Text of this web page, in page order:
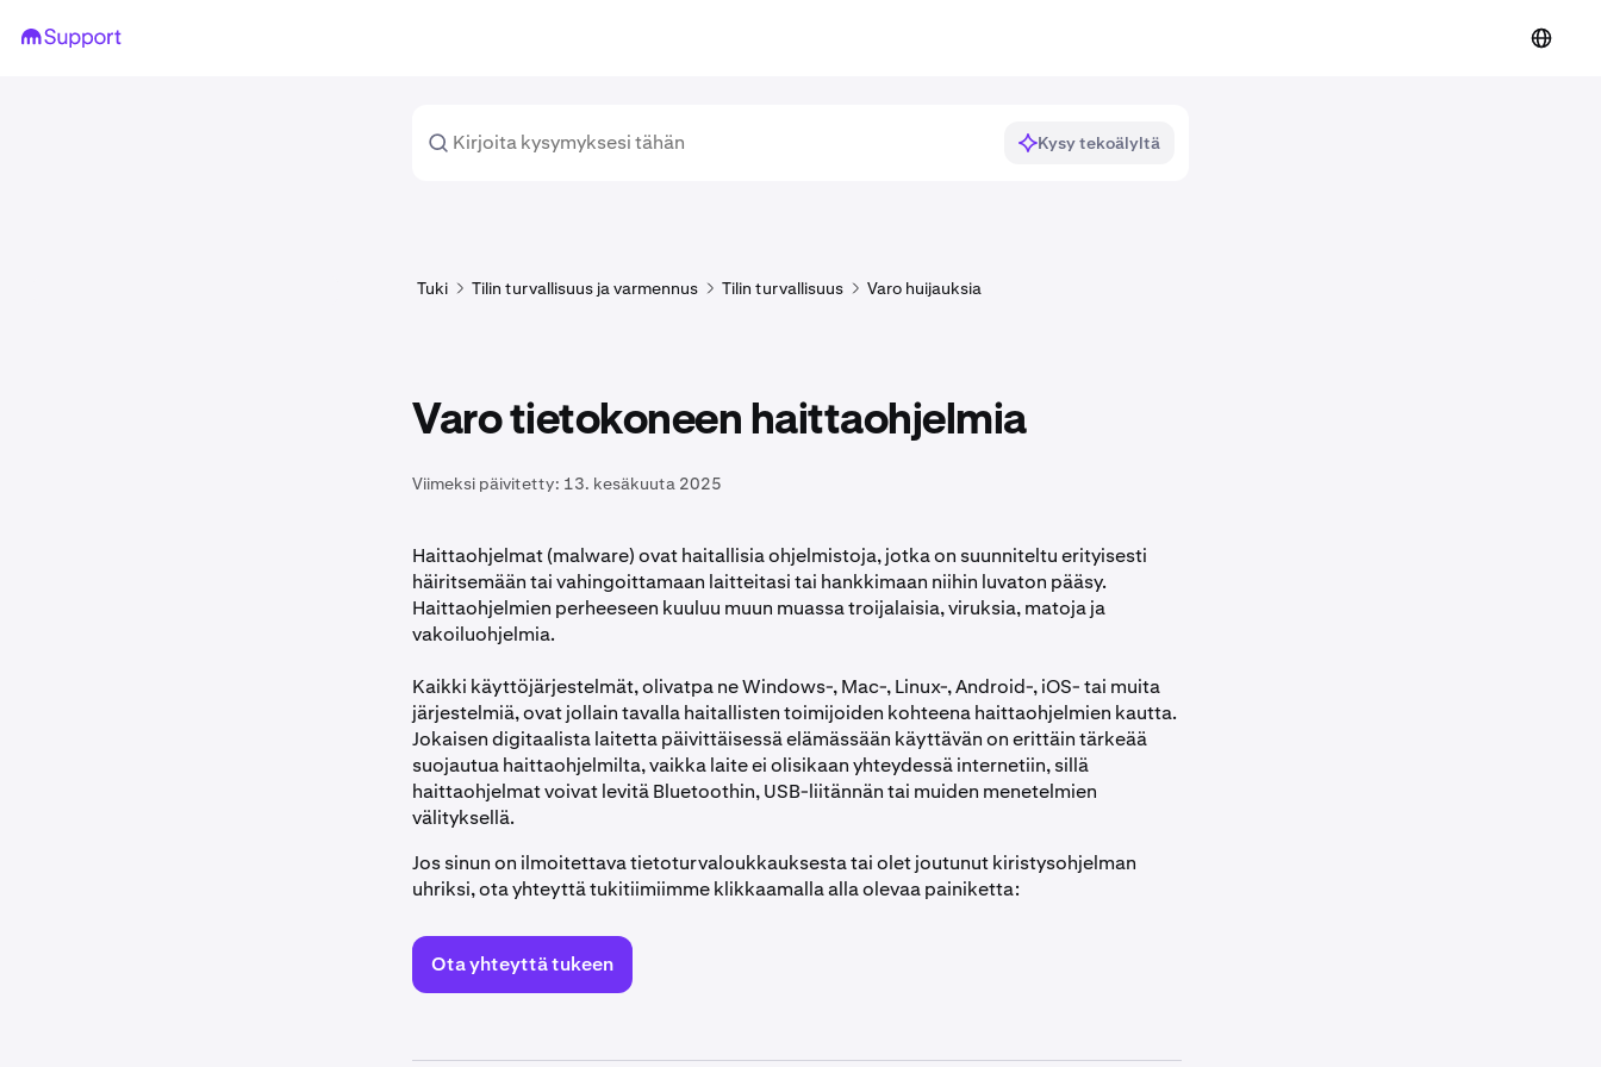
Kysy tekoälyltä
Tuki Tilin turvallisuus ja varmennus Tilin turvallisuus Varo huijauksia
Varo tietokoneen haittaohjelmia
Viimeksi päivitetty: 13. kesäkuuta 2025
Haittaohjelmat (malware) ovat haitallisia ohjelmistoja, jotka on suunniteltu erityisesti
häiritsemään tai vahingoittamaan laitteitasi tai hankkimaan niihin luvaton pääsy.
Haittaohjelmien perheeseen kuuluu muun muassa troijalaisia, viruksia, matoja ja
vakoiluohjelmia.
Kaikki käyttöjärjestelmät, olivatpa ne Windows-, Mac-, Linux-, Android-, iOS- tai muita
järjestelmiä, ovat jollain tavalla haitallisten toimijoiden kohteena haittaohjelmien kautta.
Jokaisen digitaalista laitetta päivittäisessä elämässään käyttävän on erittäin tärkeää
suojautua haittaohjelmilta, vaikka laite ei olisikaan yhteydessä internetiin, sillä
haittaohjelmat voivat levitä Bluetoothin, USB-liitännän tai muiden menetelmien
välityksellä.
Jos sinun on ilmoitettava tietoturvaloukkauksesta tai olet joutunut kiristysohjelman
uhriksi, ota yhteyttä tukitiimiimme klikkaamalla alla olevaa painiketta:
Ota yhteyttä tukeen